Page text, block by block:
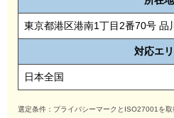
東京都港区港南1丁目2番70号 品
対応エ
日本全国
選定条件：プライバシーマークとISO27001を